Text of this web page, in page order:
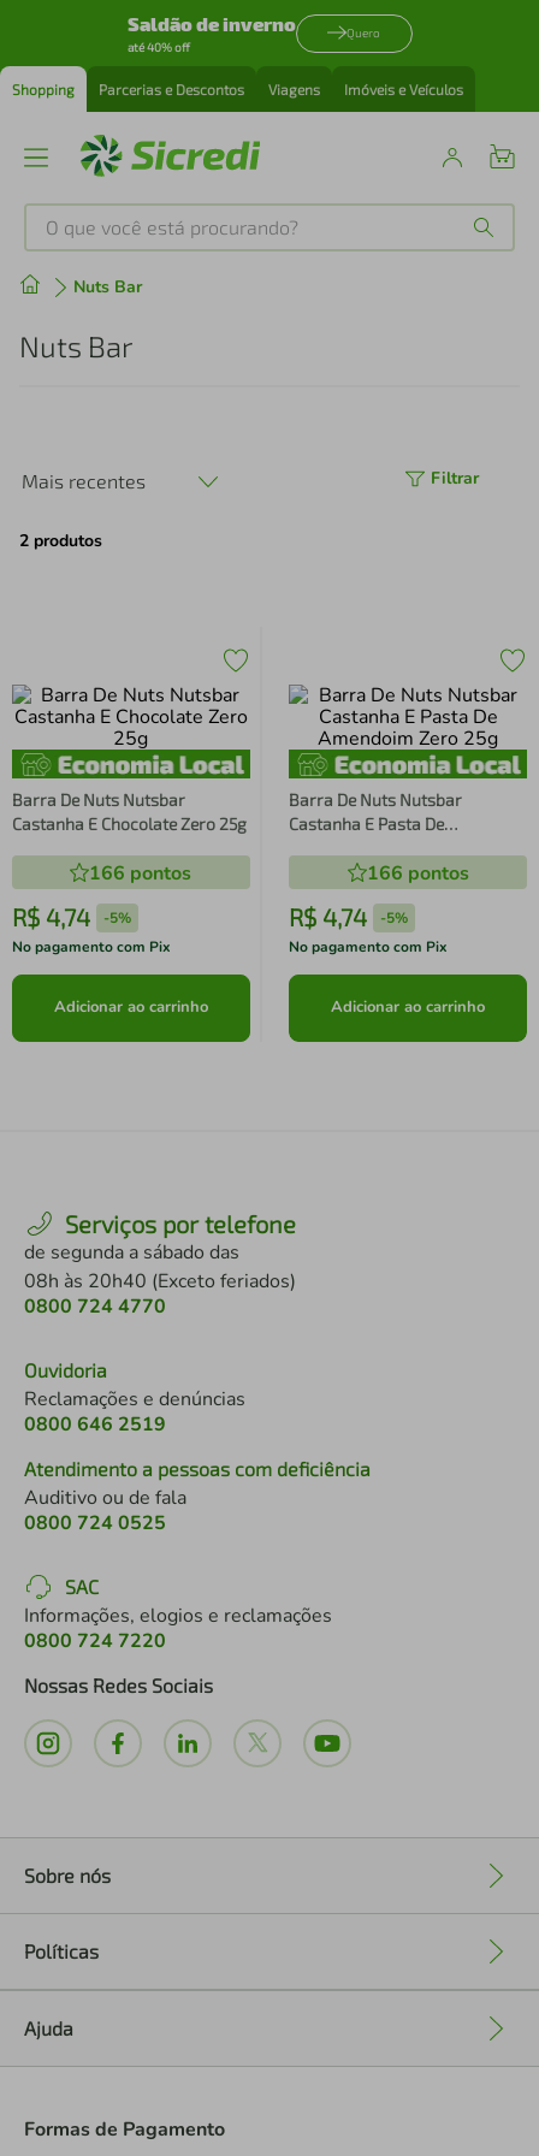
Saldão de inverno
até 40% off
Quero
Shopping Parcerias e Descontos Viagens Imóveis e Veículos
O que você está procurando?
Nuts Bar
Nuts Bar
Mais recentes Filtrar
2 produtos
Barra De Nuts Nutsbar
Castanha E Chocolate Zero 25g
166 pontos
R$ 4,74 -5%
No pagamento com Pix
Adicionar ao carrinho
Barra De Nuts Nutsbar
Castanha E Pasta De
166 pontos
R$ 4,74 -5%
No pagamento com Pix
Adicionar ao carrinho
Serviços por telefone
de segunda a sábado das
08h às 20h40 (Exceto feriados)
0800 724 4770
Ouvidoria
Reclamações e denúncias
0800 646 2519
Atendimento a pessoas com deficiência
Auditivo ou de fala
0800 724 0525
SAC
Informações, elogios e reclamações
0800 724 7220
Nossas Redes Sociais
Sobre nós
Políticas
Ajuda
Formas de Pagamento
Produtos mais buscados
1 tenis
perfume
4º air fryer